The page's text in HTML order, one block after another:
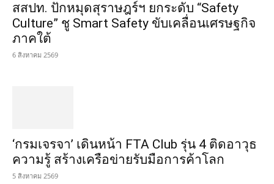
สสปท. ปักหมุดสุราษฎร์ฯ ยกระดับ “Safety
Culture” ชู Smart Safety ขับเคลื่อนเศรษฐกิจ
ภาคใต้
6 สิงหาคม 2569
‘กรมเจรจา’ เดินหน้า FTA Club รุ่น 4 ติดอาวุธ
ความรู้ สร้างเครือข่ายรับมือการค้าโลก
5 สิงหาคม 2569